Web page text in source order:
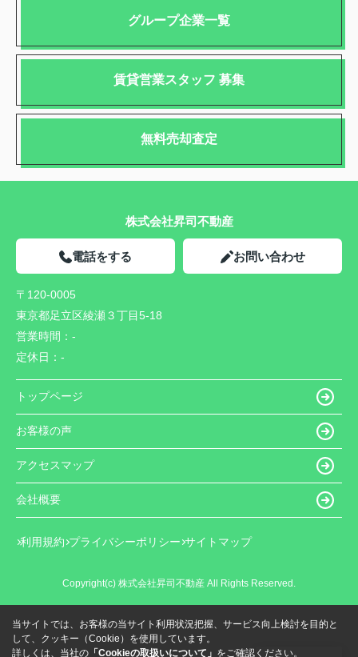
グループ企業一覧
賃貸営業スタッフ 募集
無料売却査定
株式会社昇司不動産
電話をする お問い合わせ
〒120-0005
東京都足立区綾瀬３丁目5-18
営業時間： -
定休日： -
トップページ
お客様の声
アクセスマップ
会社概要
利用規約 プライバシーポリシー サイトマップ
Copyright(c) 株式会社昇司不動産 All Rights Reserved.
当サイトでは、お客様の当サイト利用状況把握、サービス向上検討を目的と
して、クッキー（Cookie）を使用しています。
詳しくは、当社の 「Cookieの取扱いについて」 をご確認ください。